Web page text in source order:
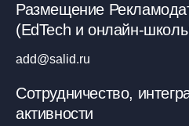
Размещение
(EdTech и онлайн-
add@salid.ru
Сотрудничество,
активности